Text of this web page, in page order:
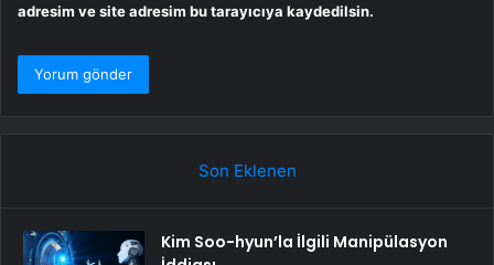
adresim ve site adresim bu tarayıcıya kaydedilsin.
Son Eklenen
Kim Soo-hyun’la İlgili Manipülasyon